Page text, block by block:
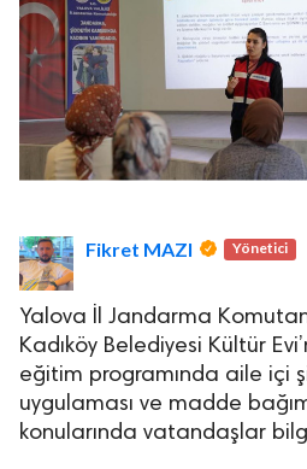
Fikret MAZI Yönetici
Yalova İl Jandarma
Kadıköy Belediyesi Kültür
eğitim programında aile içi
uygulaması ve madde
konularında vatandaşlar